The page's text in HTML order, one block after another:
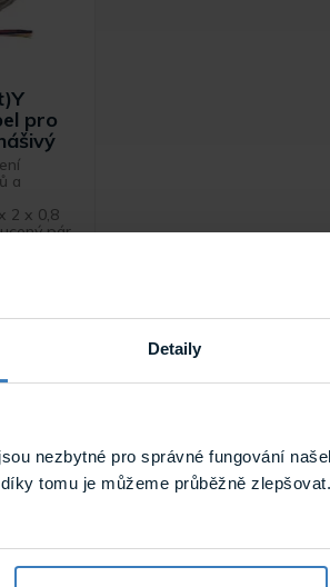
Detaily
nezbytné pro správné fungování
tomu je můžeme průběžně
pro
a
2 x 0,8
pár,